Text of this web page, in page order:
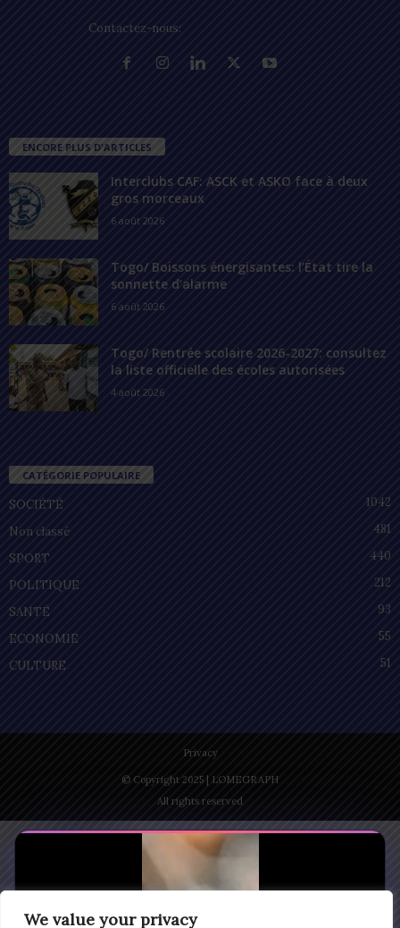
We value your privacy
Contactez-nous:
ENCORE PLUS D'ARTICLES
Interclubs CAF: ASCK et ASKO face à deux
gros morceaux
6 août 2026
Togo/ Boissons énergisantes: l’État tire la
sonnette d’alarme
6 août 2026
Togo/ Rentrée scolaire 2026-2027: consultez
la liste officielle des écoles autorisées
4 août 2026
CATÉGORIE POPULAIRE
SOCIÉTÉ
1042
Non classé
481
SPORT
440
POLITIQUE
212
SANTÉ
93
ECONOMIE
55
CULTURE
51
Privacy
© Copyright 2025 | LOMEGRAPH
All rights reserved